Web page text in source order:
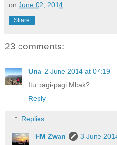
on June 02, 2014
Share
23 comments:
Una 2 June 2014 at 07:19
Itu pagi-pagi Mbak?
Reply
Replies
HM Zwan
3 June